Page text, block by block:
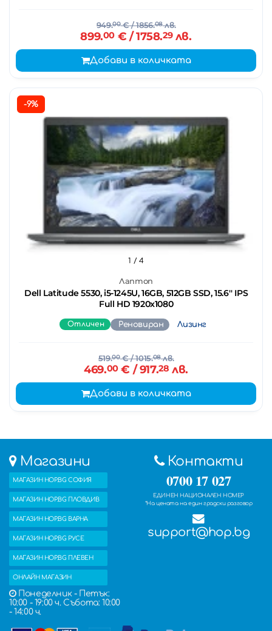
949.00€/ 1856.08лв.
899.00€ / 1758.29лв.
Добави в количката
-9%
Лаптоп
Dell Latitude 5530, i5-1245U, 16GB, 512GB SSD, 15.6'' IPS
Full HD 1920x1080
1 / 4
Отличен Реновиран Лизинг
519.00€/ 1015.08лв.
469.00€ / 917.28 лв.
Добави в количката
Магазини
МАГАЗИН HOP.BG СОФИЯ
МАГАЗИН HOP.BG ПЛОВДИВ
МАГАЗИН HOP.BG ВАРНА
МАГАЗИН HOP.BG РУСЕ
МАГАЗИН HOP.BG ПЛЕВЕН
ОНЛАЙН МАГАЗИН
Понеделник - Петък:
10:00 - 19:00 ч. Събота: 10:00
- 14:00 ч.
Контакти
0700 17 027
ЕДИНЕН НАЦИОНАЛЕН НОМЕР
*На цената на един градски разговор
support@hop.bg